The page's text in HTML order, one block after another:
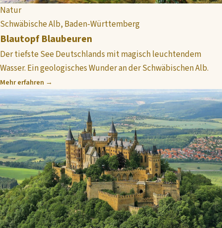
Natur
Schwäbische Alb, Baden-Württemberg
Blautopf Blaubeuren
Der tiefste See Deutschlands mit magisch leuchtendem
Wasser. Ein geologisches Wunder an der Schwäbischen Alb.
Mehr erfahren →